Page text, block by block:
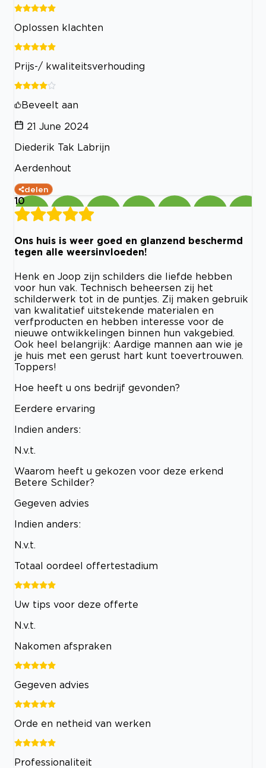
Oplossen klachten
Prijs-/ kwaliteitsverhouding
Beveelt aan
21 June 2024
Diederik Tak Labrijn
Aerdenhout
delen
10
Ons huis is weer goed en glanzend beschermd
tegen alle weersinvloeden!
Henk en Joop zijn schilders die liefde hebben
voor hun vak. Technisch beheersen zij het
schilderwerk tot in de puntjes. Zij maken gebruik
van kwalitatief uitstekende materialen en
verfproducten en hebben interesse voor de
nieuwe ontwikkelingen binnen hun vakgebied.
Ook heel belangrijk: Aardige mannen aan wie je
je huis met een gerust hart kunt toevertrouwen.
Toppers!
Hoe heeft u ons bedrijf gevonden?
Eerdere ervaring
Indien anders:
N.v.t.
Waarom heeft u gekozen voor deze erkend
Betere Schilder?
Gegeven advies
Indien anders:
N.v.t.
Totaal oordeel offertestadium
Uw tips voor deze offerte
N.v.t.
Nakomen afspraken
Gegeven advies
Orde en netheid van werken
Professionaliteit